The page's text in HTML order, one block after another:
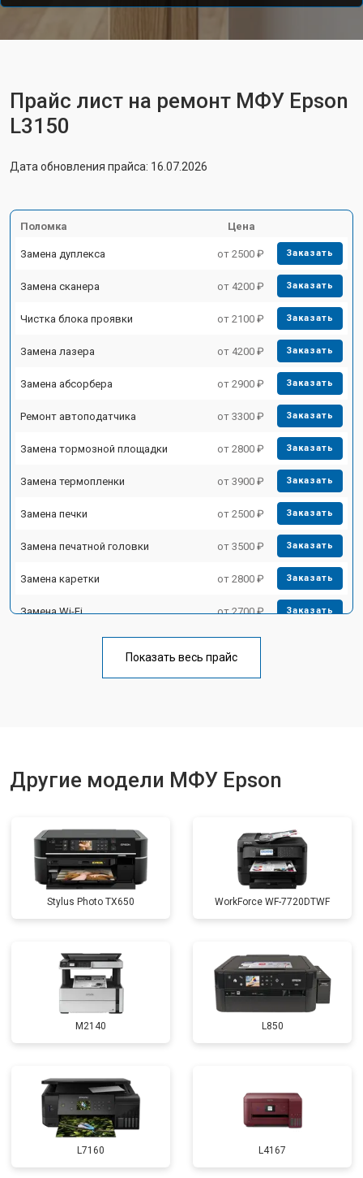
Прайс лист на ремонт МФУ Epson
L3150
Дата обновления прайса: 16.07.2026
Поломка Цена
Замена дуплекса от 2500 ₽ Заказать
Замена сканера от 4200 ₽ Заказать
Чистка блока проявки от 2100 ₽ Заказать
Замена лазера от 4200 ₽ Заказать
Замена абсорбера от 2900 ₽ Заказать
Ремонт автоподатчика от 3300 ₽ Заказать
Замена тормозной площадки от 2800 ₽ Заказать
Замена термопленки от 3900 ₽ Заказать
Замена печки от 2500 ₽ Заказать
Замена печатной головки от 3500 ₽ Заказать
Замена каретки от 2800 ₽ Заказать
Замена Wi-Fi от 2700 ₽ Заказать
от 3500 ₽
Показать весь прайс
Другие модели МФУ Epson
Stylus Photo TX650 WorkForce WF-7720DTWF
M2140 L850
L7160 L4167